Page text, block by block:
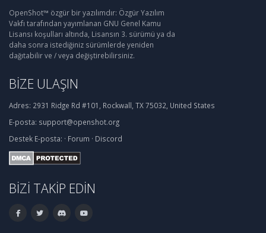
OpenShot™ özgür bir yazılımdır: Özgür Yazılım
Vakfı tarafından yayımlanan GNU Genel Kamu
Lisansı koşulları altında, Lisansın 3. sürümü ya da
daha sonra istediğiniz sürümlerde yeniden
dağıtabilir ve / veya değiştirebilirsiniz.
BIZE ULAŞIN
Adres: 2931 Ridge Rd #101, Rockwall, TX 75032, United States
E-posta: support@openshot.org
Destek E-posta: · Forum · Discord
BIZI TAKIP EDIN